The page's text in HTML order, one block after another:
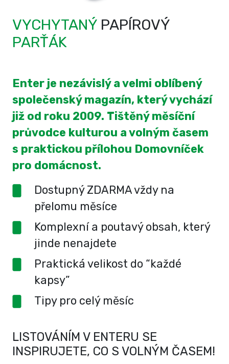
VYCHYTANÝ PAPÍROVÝ
PARŤÁK
Enter je nezávislý a velmi oblíbený
společenský magazín, který vychází
již od roku 2009. Tištěný měsíční
průvodce kulturou a volným časem
s praktickou přílohou Domovníček
pro domácnost.
Dostupný ZDARMA vždy na
přelomu měsíce
Komplexní a poutavý obsah, který
jinde nenajdete
Praktická velikost do “každé
kapsy”
Tipy pro celý měsíc
LISTOVÁNÍM V ENTERU SE
INSPIRUJETE, CO S VOLNÝM ČASEM!